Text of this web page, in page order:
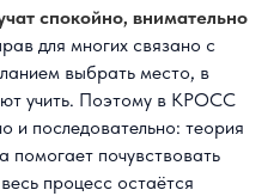
спокойно, внимательно
для многих связано с
выбрать место, в
учить. Поэтому в КРОСС
и последовательно: теория
помогает почувствовать
процесс остаётся